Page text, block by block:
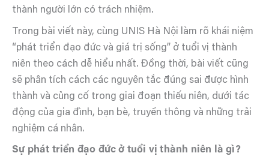
thành người lớn có trách nhiệm.
Trong bài viết này, cùng UNIS Hà Nội làm rõ khái niệm
“phát triển đạo đức và giá trị sống” ở tuổi vị thành
niên theo cách dễ hiểu nhất. Đồng thời, bài viết cũng
sẽ phân tích cách các nguyên tắc đúng sai được hình
thành và củng cố trong giai đoạn thiếu niên, dưới tác
động của gia đình, bạn bè, truyền thông và những trải
nghiệm cá nhân.
Sự phát triển đạo đức ở tuổi vị thành niên là gì?